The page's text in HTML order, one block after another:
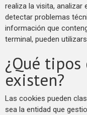
realiza la visita, analizar
detectar problemas
información que
terminal, pueden
¿Qué
existen?
Las cookies pueden
sea la entidad que